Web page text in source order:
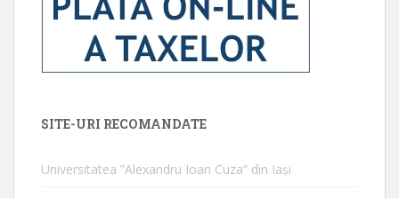
SITE-URI RECOMANDATE
Universitatea ”Alexandru Ioan Cuza” din Iaşi